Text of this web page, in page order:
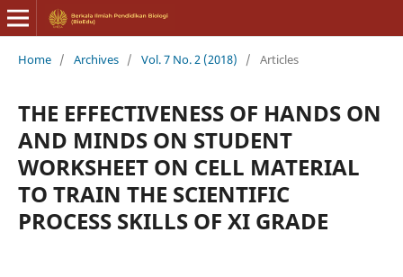
Home / Archives / Vol. 7 No. 2 (2018) / Articles
THE EFFECTIVENESS OF HANDS ON
AND MINDS ON STUDENT
WORKSHEET ON CELL MATERIAL
TO TRAIN THE SCIENTIFIC
PROCESS SKILLS OF XI GRADE